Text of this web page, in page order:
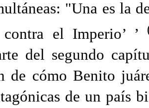
"Una es la
el Imperio’ ’
del segundo
de cómo Benito
de un país